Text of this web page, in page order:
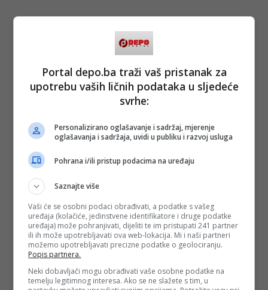
Portal depo.ba traži vaš pristanak za
upotrebu vaših ličnih podataka u sljedeće
svrhe:
Personalizirano oglašavanje i sadržaj, mjerenje
oglašavanja i sadržaja, uvidi u publiku i razvoj usluga
Pohrana i/ili pristup podacima na uređaju
Saznajte više
Vaši će se osobni podaci obrađivati, a podatke s vašeg
uređaja (kolačiće, jedinstvene identifikatore i druge podatke
uređaja) može pohranjivati, dijeliti te im pristupati 241 partner
ili ih može upotrebljavati ova web-lokacija. Mi i naši partneri
možemo upotrebljavati precizne podatke o geolociranju.
Popis partnera.
Neki dobavljači mogu obrađivati vaše osobne podatke na
temelju legitimnog interesa. Ako se ne slažete s tim, u